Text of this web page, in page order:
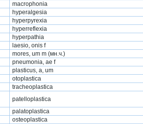
macrophonia
hyperalgesia
hyperpyrexia
hyperreflexia
hyperpathia
laesio, onis f
mores, um m (мн.ч.)
pneumonia, ae f
plasticus, a, um
otoplastica
tracheoplastica
patelloplastica
palatoplastica
osteoplastica